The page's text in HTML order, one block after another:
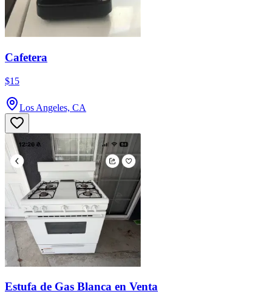
Cafetera
$15
Los Angeles, CA
Estufa de Gas Blanca en Venta